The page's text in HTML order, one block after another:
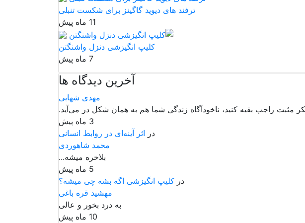
ترفند های دیوید گاگینز برای شکست تنبلی
11 ماه پیش
کلیپ انگیزشی دنزل واشنگتن
7 ماه پیش
آخرین دیدگاه ها
مهدی شهابی
راجب بقیه کنید، ناخودآگاه زندگی شما هم به همان شکل در می‌آید.
3 ماه پیش
در اثر آینه‌ای در روابط انسانی
محمد شاهوردی
بلاخره میشه...
5 ماه پیش
در کلیپ انگیزشی اگه بشه چی میشه؟
مهشید قره باغی
به درد بخور و عالی
10 ماه پیش